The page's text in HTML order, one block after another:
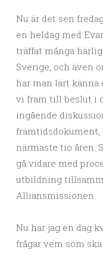
Nu är det sen
en heldag med
träffat många
Sverige, och även
har man lärt
vi fram till beslut i
ingående
närmaste tio åren.
gå vidare med
utbildning
Alliansmissionen.
Nu har jag en dag
frågar vem som